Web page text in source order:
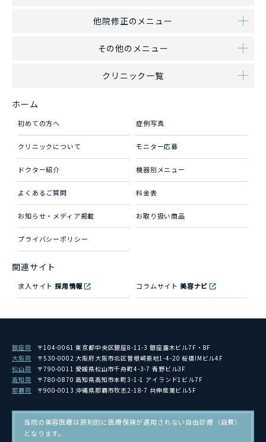
他院修正のメニュー
その他のメニュー
クリニック一覧
ホーム
初めての方へ 症例写真
クリニックについて モニター応募
ドクター紹介 機器別メニュー
よくあるご質問 料金表
お知らせ・メディア掲載 お取り扱い商品
プライバシーポリシー
関連サイト
求人サイト採用情報 コラムサイト 美容ナビ
銀座院
〒104-0061 東京都中央区銀座8-11-3 銀座露木ビル7F・8F
大阪院
〒530-0002 大阪府大阪市北区曽根崎新地1-4-20 桜橋IMビル4F
松山院
〒790-0011 愛媛県松山市千舟町4-3-7 青野ビル3F
高知院
〒780-0870 高知県高知市本町3-1-1 アイランド1ビル7F
那覇院
〒900-0013 沖縄県那覇市牧志2-18-7 共伸産業ビル5F
当院の美容医療は原則的に医療保険が適用されない自由診療（自費）
となります。